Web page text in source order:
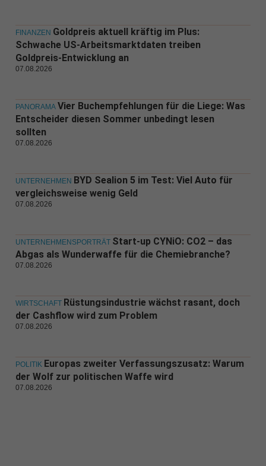
FINANZEN Goldpreis aktuell kräftig im Plus:
Schwache US-Arbeitsmarktdaten treiben
Goldpreis-Entwicklung an
07.08.2026
PANORAMA Vier Buchempfehlungen für die Liege: Was
Entscheider diesen Sommer unbedingt lesen
sollten
07.08.2026
UNTERNEHMEN BYD Sealion 5 im Test: Viel Auto für
vergleichsweise wenig Geld
07.08.2026
UNTERNEHMENSPORTRÄT Start-up CYNiO: CO2 – das
Abgas als Wunderwaffe für die Chemiebranche?
07.08.2026
WIRTSCHAFT Rüstungsindustrie wächst rasant, doch
der Cashflow wird zum Problem
07.08.2026
POLITIK Europas zweiter Verfassungszusatz: Warum
der Wolf zur politischen Waffe wird
07.08.2026